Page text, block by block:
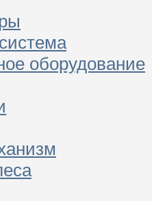
оборудование